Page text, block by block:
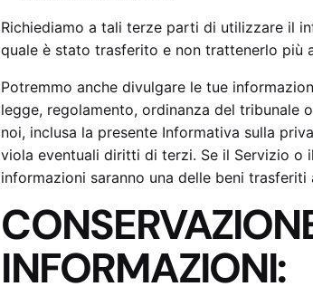
Richiediamo a tali terze parti di utilizzare il
quale è stato trasferito e non trattenerlo più
Potremmo anche divulgare le tue
legge, regolamento, ordinanza del
noi, inclusa la presente Informativa sulla
viola eventuali diritti di terzi. Se il Servizio o
informazioni saranno una delle beni
INFORMAZIONI: